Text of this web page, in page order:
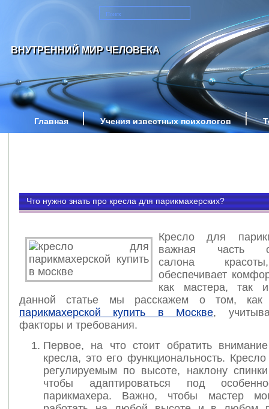
ВНУТРЕННИЙ МИР ЧЕЛОВЕКА
Главная Учения известных психологов
Что нужно знать про кресла для парикмахерских?
Кресло для
важная часть
салона
обеспечивает
как мастера, так
данной статье мы расскажем о том,
парикмахерской купить в Москве,
факторы и требования.
Первое, на что стоит обратить
кресла, это его функциональность.
регулируемым по высоте, наклону
чтобы адаптироваться под
парикмахера. Важно, чтобы мастер